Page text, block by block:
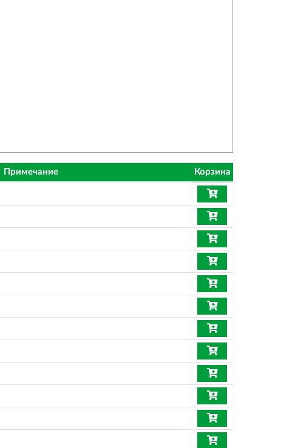
Примечание Корзина